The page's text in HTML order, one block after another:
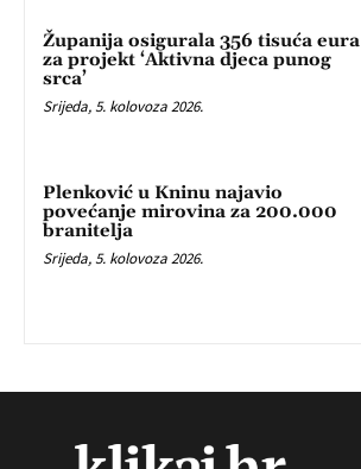
Županija osigurala 356 tisuća eura
za projekt ‘Aktivna djeca punog
srca’
Srijeda, 5. kolovoza 2026.
Plenković u Kninu najavio
povećanje mirovina za 200.000
branitelja
Srijeda, 5. kolovoza 2026.